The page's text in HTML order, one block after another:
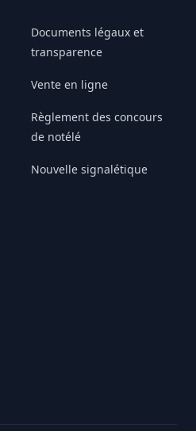
Documents légaux et
transparence
Vente en ligne
Règlement des concours
de notélé
Nouvelle signalétique